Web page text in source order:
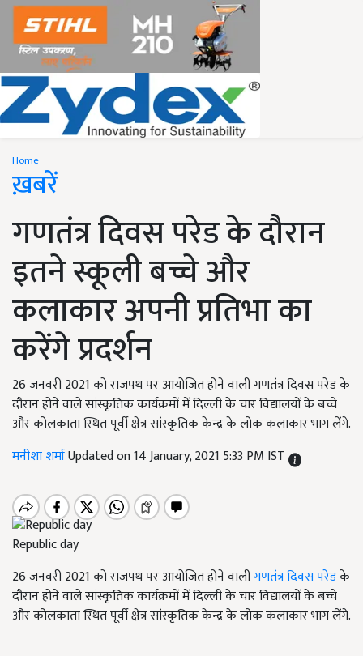
Home
ख़बरें
गणतंत्र दिवस परेड के दौरान
इतने स्कूली बच्चे और
कलाकार अपनी प्रतिभा का
करेंगे प्रदर्शन
26 जनवरी 2021 को राजपथ पर आयोजित होने वाली गणतंत्र दिवस परेड के
दौरान होने वाले सांस्कृतिक कार्यक्रमों में दिल्ली के चार विद्यालयों के बच्चे
और कोलकाता स्थित पूर्वी क्षेत्र सांस्कृतिक केन्द्र के लोक कलाकार भाग लेंगे.
मनीशा शर्माUpdated on 14 January, 2021 5:33 PM IST
Republic day
26 जनवरी 2021 को राजपथ पर आयोजित होने वालीगणतंत्र दिवस परेडके
दौरान होने वाले सांस्कृतिक कार्यक्रमों में दिल्ली के चार विद्यालयों के बच्चे
और कोलकाता स्थित पूर्वी क्षेत्र सांस्कृतिक केन्द्र के लोक कलाकार भाग लेंगे.